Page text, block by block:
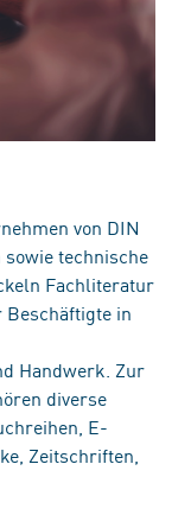
von DIN
technische
Fachliteratur
in
Handwerk. Zur
diverse
E-
Zeitschriften,